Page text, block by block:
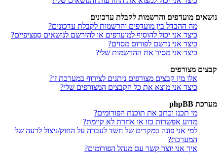
נושאים מועדפים והרשמות לקבלת עדכונים
מה ההבדל בין מועדפים והרשמות לקבלת עדכונים?
כיצד אני יכול להוסיף למועדפים או להירשם לנושאים ספציפיים?
כיצד אני נרשם לפורום מסוים?
כיצד אני מסיר את ההרשמות שלי?
קבצים מצורפים
אלו מין קבצים מצורפים ניתנים לצירוף במערכת זו?
כיצד אני מוצא את כל הקבצים המצורפים שלי?
מערכת phpBB
מי תכנן וכתב את תוכנת הפורומים?
מדוע אפשרות כזו או אחרת לא קיימת?
למי אני פונה במקרים של חשד לעברה על החוק/ניצול לרעה של
המערכת?
איך אני יוצר קשר עם מנהל הפורומים?